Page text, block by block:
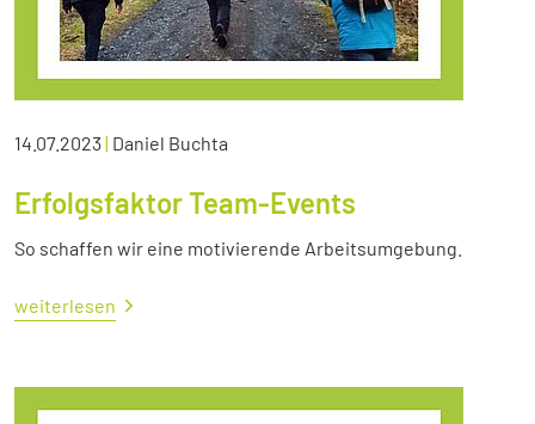
14.07.2023| Daniel Buchta
Erfolgsfaktor Team-Events
So schaffen wir eine motivierende Arbeitsumgebung.
weiterlesen